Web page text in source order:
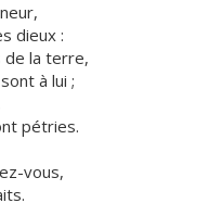
dieux :
de la terre,
à lui ;
pétries.
vous,